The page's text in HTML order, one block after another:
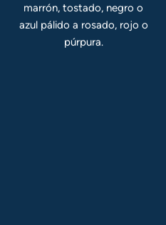
marrón, tostado, negro o
azul pálido a rosado, rojo o
púrpura.